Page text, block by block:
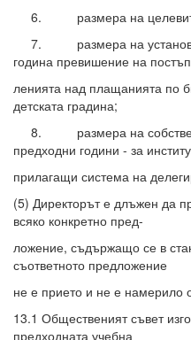
6. размера на целевите
7. размера на
година превишение на
ленията над плащанията по
детската градина;
8. размера на
предходни години - за
прилагащи система на
(5) Директорът е длъжен да
всяко конкретно пред-
ложение, съдържащо се в
съответното предложение
не е прието и не е намерило
13.1 Общественият съвет
предходната учебна